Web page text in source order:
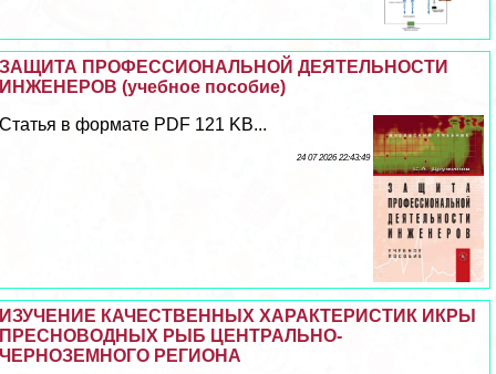
ЗАЩИТА ПРОФЕССИОНАЛЬНОЙ ДЕЯТЕЛЬНОСТИ
ИНЖЕНЕРОВ (учебное пособие)
Статья в формате PDF 121 KB...
24 07 2026 22:43:49
ИЗУЧЕНИЕ КАЧЕСТВЕННЫХ ХАРАКТЕРИСТИК ИКРЫ
ПРЕСНОВОДНЫХ РЫБ ЦЕНТРАЛЬНО-
ЧЕРНОЗЕМНОГО РЕГИОНА